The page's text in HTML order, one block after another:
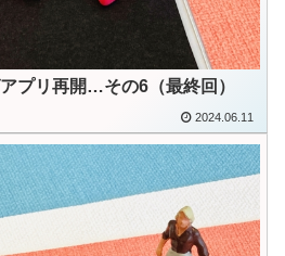
プリ再開…その6（最終回）
2024.06.11